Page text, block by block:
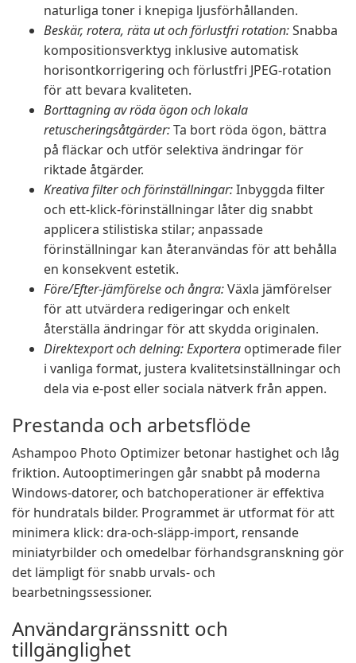
naturliga toner i knepiga ljusförhållanden.
Beskär, rotera, räta ut och förlustfri rotation:Snabba
kompositionsverktyg inklusive automatisk
horisontkorrigering och förlustfri JPEG-rotation
för att bevara kvaliteten.
Borttagning av röda ögon och lokala
retuscheringsåtgärder:Ta bort röda ögon, bättra
på fläckar och utför selektiva ändringar för
riktade åtgärder.
Kreativa filter och förinställningar:Inbyggda filter
och ett-klick-förinställningar låter dig snabbt
applicera stilistiska stilar; anpassade
förinställningar kan återanvändas för att behålla
en konsekvent estetik.
Före/Efter-jämförelse och ångra:Växla jämförelser
för att utvärdera redigeringar och enkelt
återställa ändringar för att skydda originalen.
Direktexport och delning: Exportera optimerade filer
i vanliga format, justera kvalitetsinställningar och
dela via e-post eller sociala nätverk från appen.
Prestanda och arbetsflöde
Ashampoo Photo Optimizer betonar hastighet och låg
friktion. Autooptimeringen går snabbt på moderna
Windows-datorer, och batchoperationer är effektiva
för hundratals bilder. Programmet är utformat för att
minimera klick: dra-och-släpp-import, rensande
miniatyrbilder och omedelbar förhandsgranskning gör
det lämpligt för snabb urvals- och
bearbetningssessioner.
Användargränssnitt och
tillgänglighet